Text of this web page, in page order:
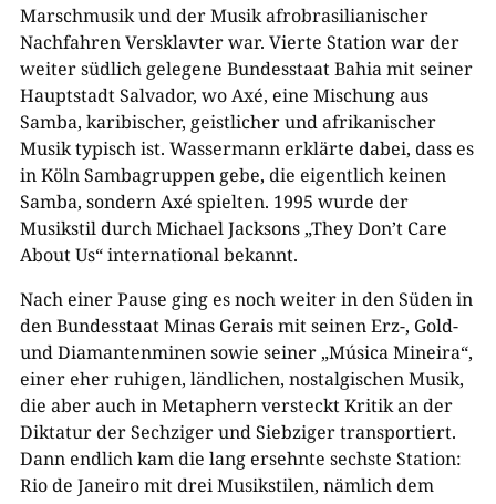
Marschmusik und der Musik afrobrasilianischer
Nachfahren Versklavter war. Vierte Station war der
weiter südlich gelegene Bundesstaat Bahia mit seiner
Hauptstadt Salvador, wo Axé, eine Mischung aus
Samba, karibischer, geistlicher und afrikanischer
Musik typisch ist. Wassermann erklärte dabei, dass es
in Köln Sambagruppen gebe, die eigentlich keinen
Samba, sondern Axé spielten. 1995 wurde der
Musikstil durch Michael Jacksons „They Don’t Care
About Us“ international bekannt.
Nach einer Pause ging es noch weiter in den Süden in
den Bundesstaat Minas Gerais mit seinen Erz-, Gold-
und Diamantenminen sowie seiner „Música Mineira“,
einer eher ruhigen, ländlichen, nostalgischen Musik,
die aber auch in Metaphern versteckt Kritik an der
Diktatur der Sechziger und Siebziger transportiert.
Dann endlich kam die lang ersehnte sechste Station:
Rio de Janeiro mit drei Musikstilen, nämlich dem